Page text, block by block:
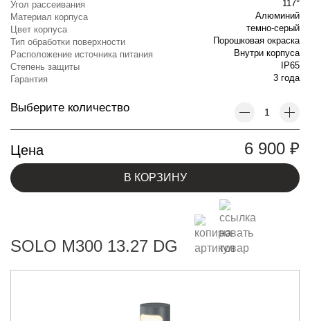
Угол рассеивания
117°
Материал корпуса
Алюминий
Цвет корпуса
темно-серый
Тип обработки поверхности
Порошковая окраска
Расположение источника питания
Внутри корпуса
Степень защиты
IP65
Гарантия
3 года
Выберите количество
Цена 6 900 ₽
В КОРЗИНУ
SOLO M300 13.27 DG